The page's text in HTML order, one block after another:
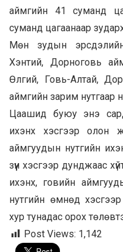
аймгийн 41 суманд
суманд цагаанаар
Мөн зудын эрсдэлийн
Хэнтий, Дорноговь
Өлгий, Говь-Алтай,
аймгийн зарим нутгаар
Цаашид буюу энэ
ихэнх хэсгээр олон
аймгуудын нутгийн
зүүн хэсгээр дунджаас
ихэнх, говийн
нутгийн өмнөд
хур тунадас орох
Post Views: 1,142